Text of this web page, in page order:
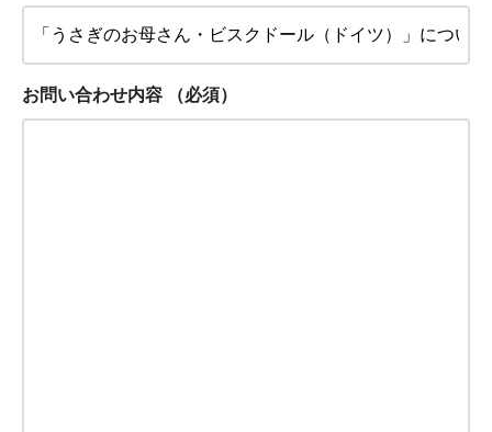
お問い合わせ内容 （必須）